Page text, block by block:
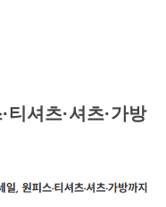
셔츠·셔츠·가방